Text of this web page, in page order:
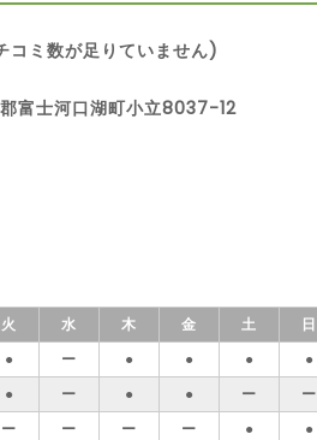
ミ数が足りていません)
富士河口湖町小立8037-12
火 水 木 金 土
日
● ー ● ● ●
●
● ー ● ● ー
ー
ー ー ー ー ● ●